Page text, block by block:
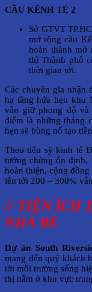
CẦU KÊNH TẺ 2
Sở GTVT
mở rộng cầu
hoàn thành mở
thì Thành phố
thời gian tới.
Các chuyên gia nhận
hạ tầng hứa hẹn khu
vẫn giữ phong độ
điểm là những tháng
hẹn sẽ bùng nổ tạo
Theo tiến sỹ kinh tế
tưởng chừng ổn định,
hoàn thiện, cộng
lên tới 200 – 300%
// TIỆN ÍCH
NHÀ BÈ
Dự án South
mang đến quý khách
tới môi trường sống
thị nằm ở khu vực